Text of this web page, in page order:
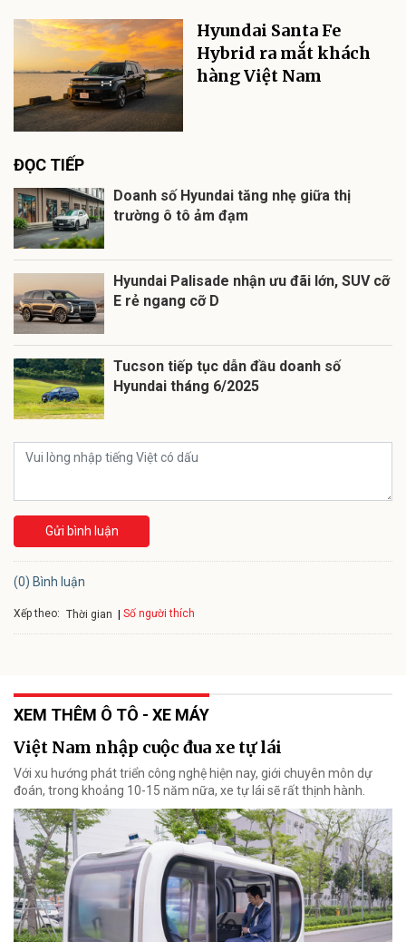
Hyundai Santa Fe
Hybrid ra mắt khách
hàng Việt Nam
ĐỌC TIẾP
Doanh số Hyundai tăng nhẹ giữa thị
trường ô tô ảm đạm
Hyundai Palisade nhận ưu đãi lớn, SUV cỡ
E rẻ ngang cỡ D
Tucson tiếp tục dẫn đầu doanh số
Hyundai tháng 6/2025
Gửi bình luận
(0) Bình luận
Xếp theo: Thời gian Số người thích
XEM THÊM Ô TÔ - XE MÁY
Việt Nam nhập cuộc đua xe tự lái
Với xu hướng phát triển công nghệ hiện nay, giới chuyên môn dự
đoán, trong khoảng 10-15 năm nữa, xe tự lái sẽ rất thịnh hành.